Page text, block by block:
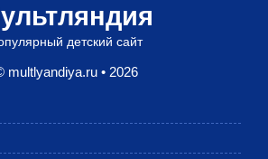
детский сайт
multlyandiya.ru • 2026